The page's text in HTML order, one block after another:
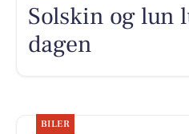
Solskin og lun
dagen
BILER